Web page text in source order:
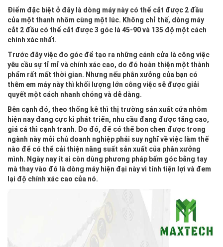
Điểm đặc biệt ở đây là dòng máy này có thể cắt được 2 đầu
của một thanh nhôm cùng một lúc. Không chỉ thế, dòng máy
cắt 2 đầu có thể cắt được 3 góc là 45-90 và 135 độ một cách
chính xác nhất.
Trước đây việc đo góc để tạo ra những cánh cửa là công việc
yêu cầu sự tỉ mỉ và chính xác cao, do đó hoàn thiện một thành
phẩm rất mất thời gian. Nhưng nếu phân xưởng của bạn có
thêm em máy này thì khối lượng lớn công việc sẽ được giải
quyết một cách nhanh chóng và dễ dàng.
Bên cạnh đó, theo thống kê thì thị trường sản xuất cửa nhôm
hiện nay đang cực kì phát triển, nhu cầu đang được tăng cao,
giá cả thì cạnh tranh. Do đó, để có thể bon chen được trong
ngành này mỗi chủ doanh nghiệp phải suy nghĩ về việc làm thế
nào để có thể cải thiện năng suất sản xuất của phân xưởng
mình. Ngày nay ít ai còn dùng phương pháp bấm góc bằng tay
mà thay vào đó là dòng máy hiện đại này vì tính tiện lợi và đem
lại độ chính xác cao của nó.